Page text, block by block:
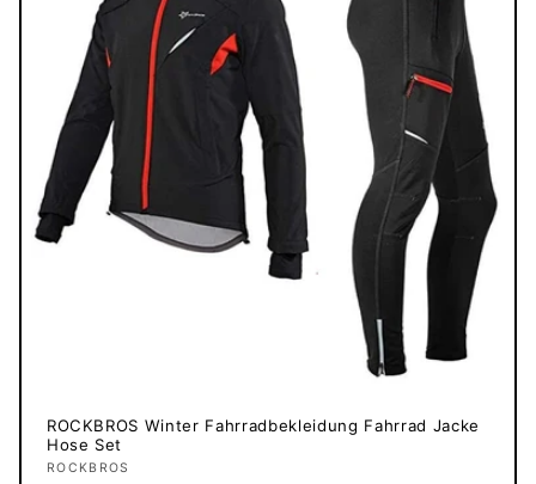
ROCKBROS Winter Fahrradbekleidung Fahrrad Jacke
Hose Set
Anbieter:
ROCKBROS